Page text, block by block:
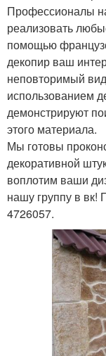
Профессионалы
реализовать
помощью
декопир ваш
неповторимый
использованием
демонстрируют
этого материала.
Мы готовы
декоративной
воплотим ваши
нашу группу в
4726057.